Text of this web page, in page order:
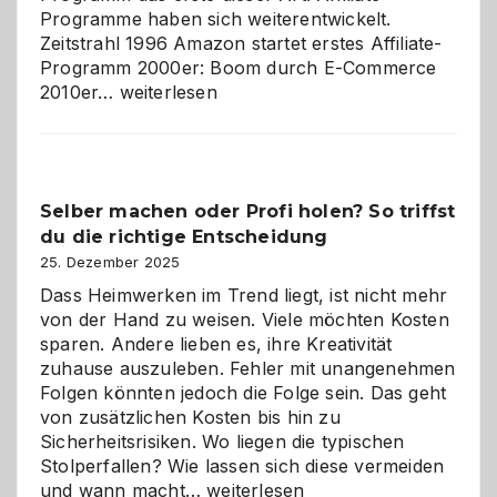
Programme haben sich weiterentwickelt.
Zeitstrahl 1996 Amazon startet erstes Affiliate-
Programm 2000er: Boom durch E-Commerce
2010er… Affiliate-
Herausforderungen
und
Zukunft
weiterlesen
Selber machen oder Profi holen? So triffst
du die richtige Entscheidung
25. Dezember 2025
Dass Heimwerken im Trend liegt, ist nicht mehr
von der Hand zu weisen. Viele möchten Kosten
sparen. Andere lieben es, ihre Kreativität
zuhause auszuleben. Fehler mit unangenehmen
Folgen könnten jedoch die Folge sein. Das geht
von zusätzlichen Kosten bis hin zu
Sicherheitsrisiken. Wo liegen die typischen
Stolperfallen? Wie lassen sich diese vermeiden
und wann macht…Selber
weiterlesen